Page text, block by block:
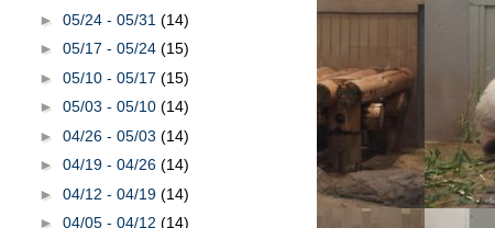
► 05/24 - 05/31 (14)
► 05/17 - 05/24 (15)
► 05/10 - 05/17 (15)
► 05/03 - 05/10 (14)
► 04/26 - 05/03 (14)
► 04/19 - 04/26 (14)
► 04/12 - 04/19 (14)
► 04/05 - 04/12 (14)